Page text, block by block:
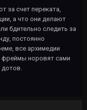
за счет переката,
а что они делают
бдительно следить за
постоянно
все архимедии
фреймы норовят сами
дотов.